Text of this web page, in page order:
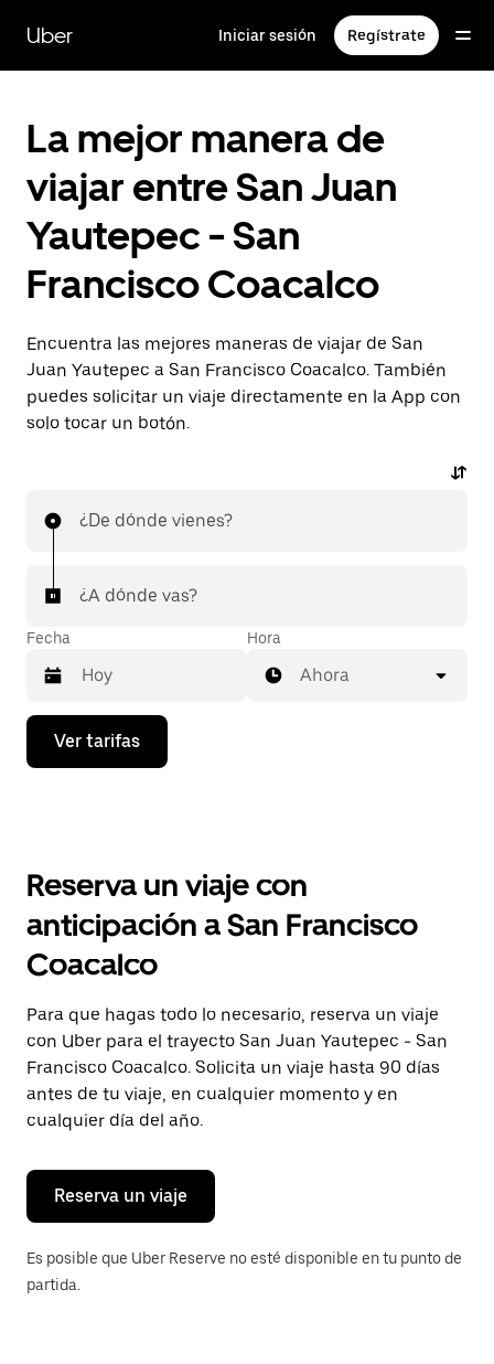
contenido
principal
Uber Iniciar sesión Regístrate
La mejor manera de
viajar entre San Juan
Yautepec - San
Francisco Coacalco
Encuentra las mejores maneras de viajar de San
Juan Yautepec a San Francisco Coacalco. También
puedes solicitar un viaje directamente en la App con
solo tocar un botón.
¿De dónde vienes?
¿A dónde vas?
Fecha
Presiona
flecha
el
y
selecciona
una
Presiona
la
tecla Esc
para
cerrar
el
calendario.
Hora
Ahora
Ver tarifas
Reserva un viaje con
anticipación a San Francisco
Coacalco
Para que hagas todo lo necesario, reserva un viaje
con Uber para el trayecto San Juan Yautepec - San
Francisco Coacalco. Solicita un viaje hasta 90 días
antes de tu viaje, en cualquier momento y en
cualquier día del año.
Reserva un viaje
Es posible que Uber Reserve no esté disponible en tu punto de
partida.